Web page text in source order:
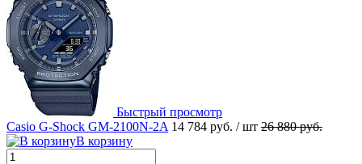
Быстрый просмотр
Casio G-Shock GM-2100N-2A 14 784 руб. / шт 26 880 руб.
В корзину